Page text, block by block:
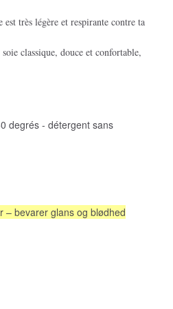
très légère et respirante contre ta
classique, douce et confortable,
degrés - détergent sans
– bevarer glans og blødhed